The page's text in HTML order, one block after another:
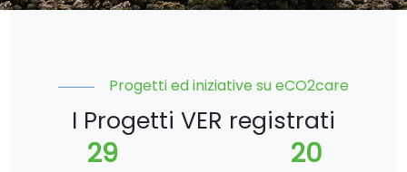
Progetti ed iniziative su eCO2care
I Progetti VER registrati
29 20